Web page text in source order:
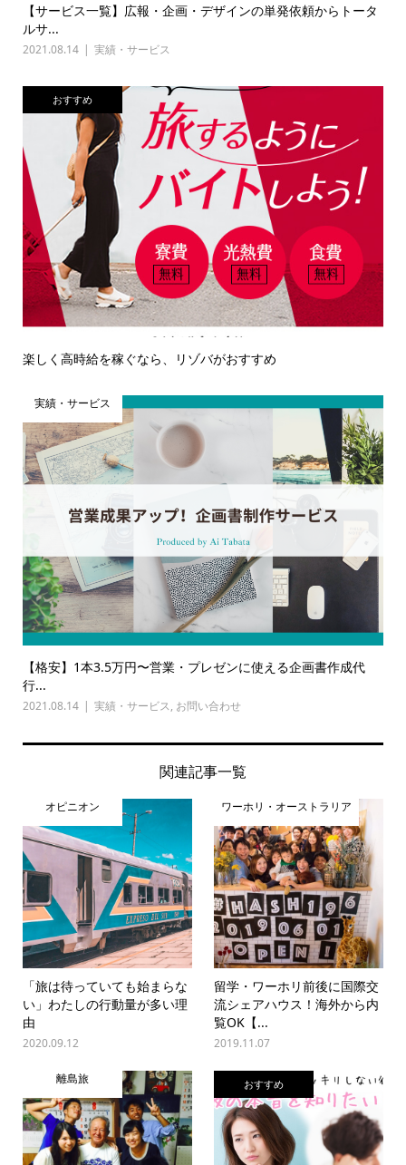
【サービス一覧】広報・企画・デザインの単発依頼からトータ
ルサ...
2021.08.14 実績・サービス
おすすめ
楽しく高時給を稼ぐなら、リゾバがおすすめ
実績・サービス
【格安】1本3.5万円〜営業・プレゼンに使える企画書作成代
行...
2021.08.14 実績・サービス, お問い合わせ
関連記事一覧
オピニオン
「旅は待っていても始まらな
い」わたしの行動量が多い理
由
2020.09.12
ワーホリ・オーストラリア
留学・ワーホリ前後に国際交
流シェアハウス！海外から内
覧OK【...
2019.11.07
離島旅 おすすめ